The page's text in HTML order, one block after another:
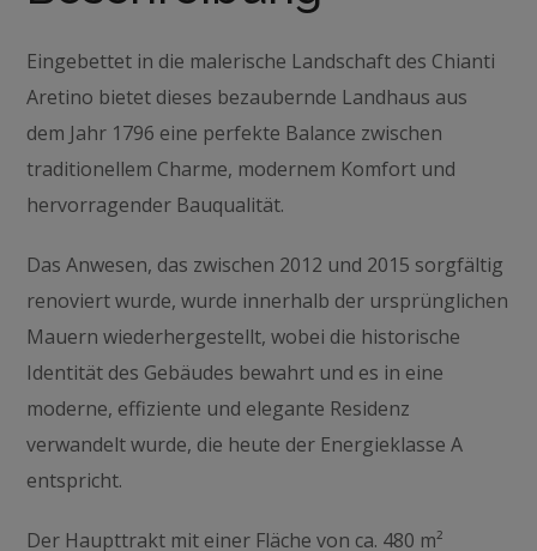
Eingebettet in die malerische Landschaft des Chianti
Aretino bietet dieses bezaubernde Landhaus aus
dem Jahr 1796 eine perfekte Balance zwischen
traditionellem Charme, modernem Komfort und
hervorragender Bauqualität.
Das Anwesen, das zwischen 2012 und 2015 sorgfältig
renoviert wurde, wurde innerhalb der ursprünglichen
Mauern wiederhergestellt, wobei die historische
Identität des Gebäudes bewahrt und es in eine
moderne, effiziente und elegante Residenz
verwandelt wurde, die heute der Energieklasse A
entspricht.
Der Haupttrakt mit einer Fläche von ca. 480 m²